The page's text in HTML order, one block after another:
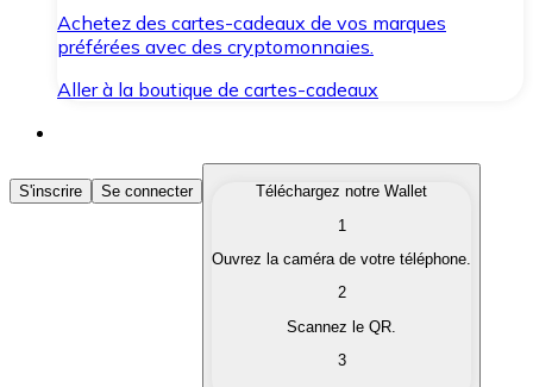
Achetez des cartes-cadeaux de vos marques
préférées avec des cryptomonnaies.
Aller à la boutique de cartes-cadeaux
Acheter des Cryptomonnaies
Achetez les cryptomonnaies qui vous intéressent
Convertissez vos cryptomonnaies en monnaie
S'inscrire Se connecter
Téléchargez notre Wallet
1
Ouvrez la caméra de votre téléphone.
2
Scannez le QR.
3